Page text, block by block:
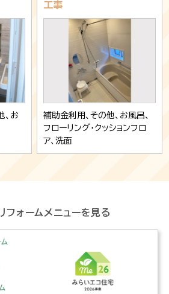
、お
工事
補助金利用、その他、お風呂、
フローリング・クッションフロ
ア、洗面
フォームメニューを見る